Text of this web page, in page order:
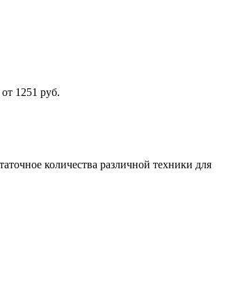
1251 руб.
количества различной техники для